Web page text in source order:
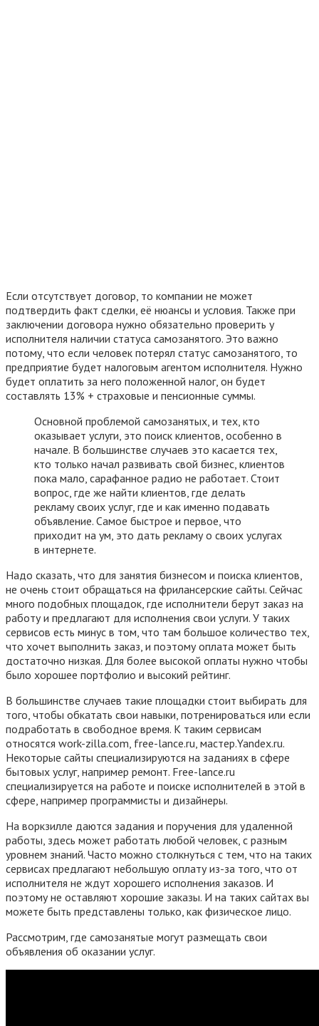
Если отсутствует договор, то компании не может
подтвердить факт сделки, её нюансы и условия. Также при
заключении договора нужно обязательно проверить у
исполнителя наличии статуса самозанятого. Это важно
потому, что если человек потерял статус самозанятого, то
предприятие будет налоговым агентом исполнителя. Нужно
будет оплатить за него положенной налог, он будет
составлять 13% + страховые и пенсионные суммы.
Основной проблемой самозанятых, и тех, кто
оказывает услуги, это поиск клиентов, особенно в
начале. В большинстве случаев это касается тех,
кто только начал развивать свой бизнес, клиентов
пока мало, сарафанное радио не работает. Стоит
вопрос, где же найти клиентов, где делать
рекламу своих услуг, где и как именно подавать
объявление. Самое быстрое и первое, что
приходит на ум, это дать рекламу о своих услугах
в интернете.
Надо сказать, что для занятия бизнесом и поиска клиентов,
не очень стоит обращаться на фрилансерские сайты. Сейчас
много подобных площадок, где исполнители берут заказ на
работу и предлагают для исполнения свои услуги. У таких
сервисов есть минус в том, что там большое количество тех,
что хочет выполнить заказ, и поэтому оплата может быть
достаточно низкая. Для более высокой оплаты нужно чтобы
было хорошее портфолио и высокий рейтинг.
В большинстве случаев такие площадки стоит выбирать для
того, чтобы обкатать свои навыки, потренироваться или если
подработать в свободное время. К таким сервисам
относятся work-zilla.com, free-lance.ru, мастер.Yandex.ru.
Некоторые сайты специализируются на заданиях в сфере
бытовых услуг, например ремонт. Free-lance.ru
специализируется на работе и поиске исполнителей в этой в
сфере, например программисты и дизайнеры.
На воркзилле даются задания и поручения для удаленной
работы, здесь может работать любой человек, с разным
уровнем знаний. Часто можно столкнуться с тем, что на таких
сервисах предлагают небольшую оплату из-за того, что от
исполнителя не ждут хорошего исполнения заказов. И
поэтому не оставляют хорошие заказы. И на таких сайтах вы
можете быть представлены только, как физическое лицо.
Рассмотрим, где самозанятые могут размещать свои
объявления об оказании услуг.